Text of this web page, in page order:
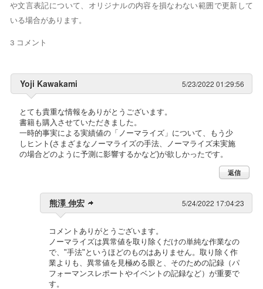
や文言表記について、オリジナルの内容を損なわない範囲で更新して
いる場合があります。
3 コメント
Yoji Kawakami 5/23/2022 01:29:56
とても貴重な情報をありがとうございます。
書籍も購入させていただきました。
一時的事実による実績値の「ノーマライズ」について、もう少
しヒント(さまざまなノーマライズの手法、ノーマライズ未実施
の場合どのように予測に影響するかなど)が欲しかったです。
返信
熊澤 伸宏 5/24/2022 17:04:23
コメントありがとうございます。
ノーマライズは異常値を取り除くだけの単純な作業なの
で、"手法"というほどのものはありません。取り除く作
業よりも、異常値を見極める眼と、そのための記録（パ
フォーマンスレポートやイベントの記録など）が重要で
す。